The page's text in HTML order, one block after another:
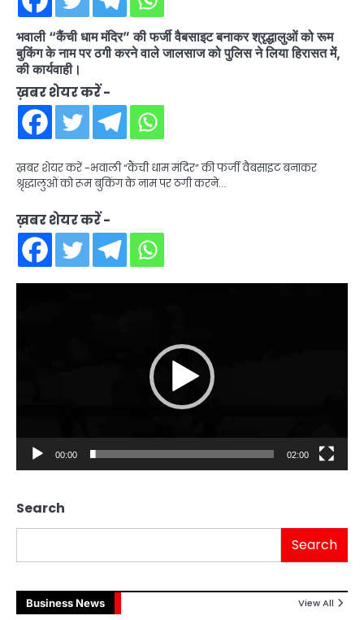
भवाली “कैंची धाम मंदिर” की फर्जी वैबसाइट बनाकर श्रृद्धालुओं को रूम
बुकिंग के नाम पर ठगी करने वाले जालसाज को पुलिस ने लिया हिरासत में,
की कार्यवाही।
ख़बर शेयर करें -
ख़बर शेयर करें -भवाली “कैंची धाम मंदिर” की फर्जी वैबसाइट बनाकर
श्रृद्धालुओं को रूम बुकिंग के नाम पर ठगी करने…
ख़बर शेयर करें -
00:00 02:00
Search
Search
Business News View All